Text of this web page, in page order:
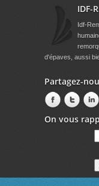
IDF-
Idf-
d'épaves, aussi
Partagez-
On vous